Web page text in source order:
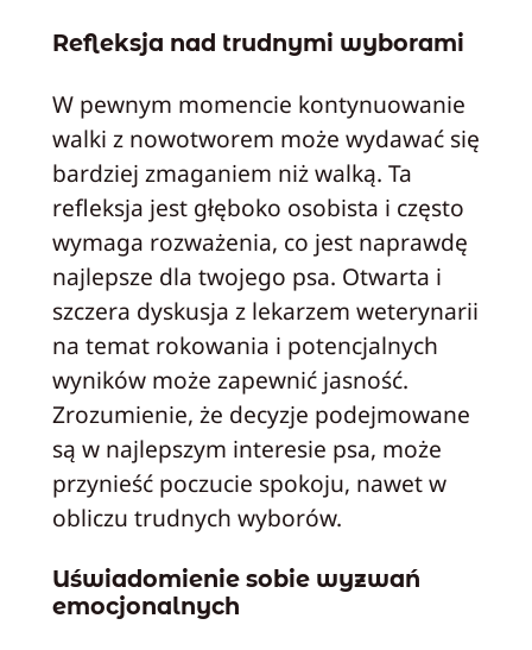
Refleksja nad trudnymi wyborami
W pewnym momencie kontynuowanie
walki z nowotworem może wydawać się
bardziej zmaganiem niż walką. Ta
refleksja jest głęboko osobista i często
wymaga rozważenia, co jest naprawdę
najlepsze dla twojego psa. Otwarta i
szczera dyskusja z lekarzem weterynarii
na temat rokowania i potencjalnych
wyników może zapewnić jasność.
Zrozumienie, że decyzje podejmowane
są w najlepszym interesie psa, może
przynieść poczucie spokoju, nawet w
obliczu trudnych wyborów.
Uświadomienie sobie wyzwań
emocjonalnych